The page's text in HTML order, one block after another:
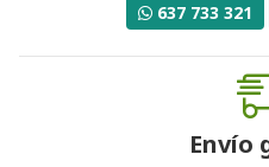
637 733 321
Envío